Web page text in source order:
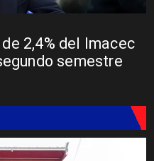
2,4% del Imacec
semestre